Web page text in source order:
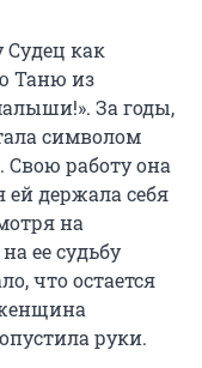
Судец как
Таню из
За годы,
символом
работу она
ей держала себя
на
ее судьбу
что остается
руки.